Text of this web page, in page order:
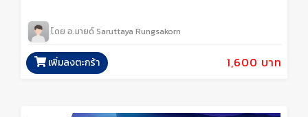
โดย อ.มายด์ Saruttaya Rungsakorn
1,600 บาท
เพิ่มลงตะกร้า